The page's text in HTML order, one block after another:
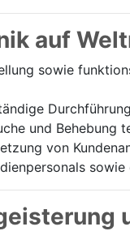
auf
sowie
und Behebung
von